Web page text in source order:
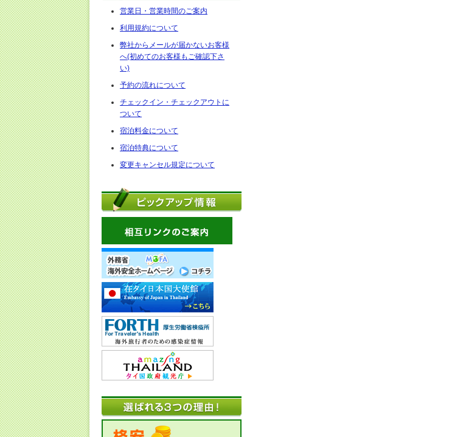
営業日・営業時間のご案内
利用規約について
弊社からメールが届かないお客様
へ(初めてのお客様もご確認下さ
い)
予約の流れについて
チェックイン・チェックアウトに
ついて
宿泊料金について
宿泊特典について
変更キャンセル規定について